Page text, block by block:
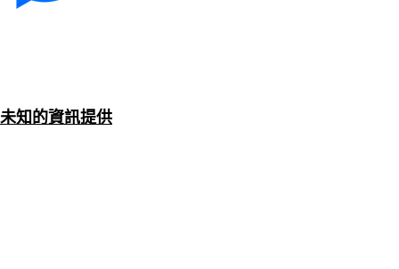
未知的資訊提供